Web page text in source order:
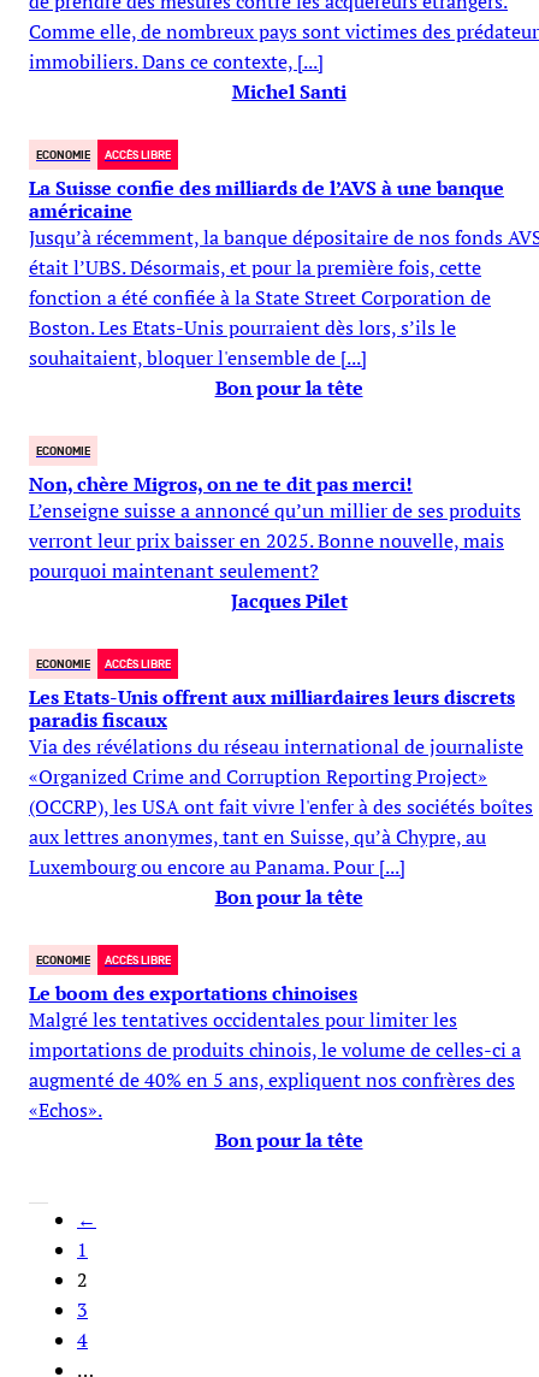
Comme elle, de nombreux pays sont victimes des
immobiliers. Dans ce contexte, [...]
Michel Santi
ECONOMIE ACCÈS LIBRE
La Suisse confie des milliards de l’AVS à une banque
américaine
Jusqu’à récemment, la banque dépositaire de nos fonds
était l’UBS. Désormais, et pour la première fois, cette
fonction a été confiée à la State Street Corporation de
Boston. Les Etats-Unis pourraient dès lors, s’ils le
souhaitaient, bloquer l'ensemble de [...]
Bon pour la tête
ECONOMIE
Non, chère Migros, on ne te dit pas merci!
L’enseigne suisse a annoncé qu’un millier de ses produits
verront leur prix baisser en 2025. Bonne nouvelle, mais
pourquoi maintenant seulement?
Jacques Pilet
ECONOMIE ACCÈS LIBRE
Les Etats-Unis offrent aux milliardaires leurs discrets
paradis fiscaux
Via des révélations du réseau international de journaliste
«Organized Crime and Corruption Reporting Project»
(OCCRP), les USA ont fait vivre l'enfer à des sociétés boîtes
aux lettres anonymes, tant en Suisse, qu’à Chypre, au
Luxembourg ou encore au Panama. Pour [...]
Bon pour la tête
ECONOMIE ACCÈS LIBRE
Le boom des exportations chinoises
Malgré les tentatives occidentales pour limiter les
importations de produits chinois, le volume de celles-ci a
augmenté de 40% en 5 ans, expliquent nos confrères des
«Echos».
Bon pour la tête
←
1
2
3
4
…